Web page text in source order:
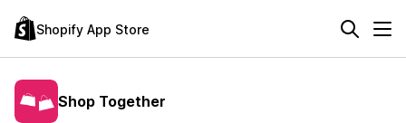
Shopify App Store
Shop Together